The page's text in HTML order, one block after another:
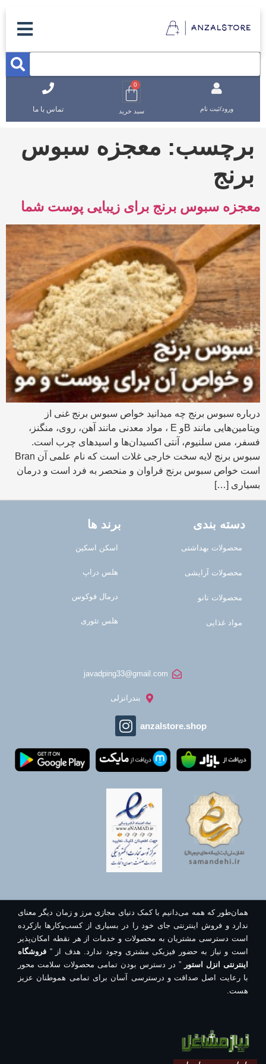
ورود/ثبت نام
0
سبد خرید تماس با ما
برچسب: معجزه سبوس
برنج
معجزه سبوس برنج برای زیبایی پوست شما
درباره سبوس برنج چه میدانید خواص سبوس برنج غنی از
ویتامین‌هایی مانند Bو E ، مواد معدنی مانند آهن، روی، منگنز،
فسفر، مس سلنیوم، آنتی اکسیدا‌ن‌ها و اسید‌های چرب است.
سبوس برنج لایه سخت خارجی غلات است که نام علمی آن Bran
است خواص سبوس برنج فراوان و منحصر به فرد است و درمان
بسیاری […]
دسته بندی
محصولات بهداشتی
محصولات آرایشی
محصولات نانو
مواد غذایی
برند ها
اسکن اسکین
هلس دراپ
درمال فوکوس
هلس تئوری
javadping33@gmail.com
بندرانزلی
anzalstore.shop
همان‌طور که همه می‌دانیم با کمک دنیای مجازی مرز و زمان دیگر معنای
ندارد و فروش اینترنتی جای خود را در بسیاری از کسب‌وکارها بازکرده
است دسترسی مشتریان به محصولات و خدمات از هر نقطه امکان‌پذیر
است و نیاز به حضور فیزیکی مشتری وجود ندارد. هدف از “ فروشگاه
اینترنتی انزل استور ” در دسترس بودن تمامی محصولات سلامت محور
با رعایت اصل صداقت و درسترسی آسان برای تمامی هموطنان عزیز
هست.